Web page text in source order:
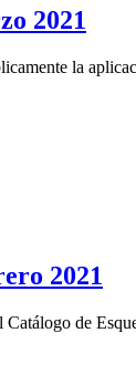
2021
la
2021
de